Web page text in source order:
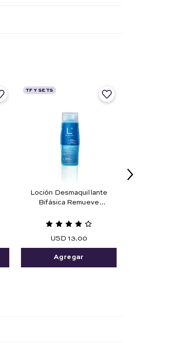
TF Y SETS
Loción Desmaquillante
Bifásica Remueve
Agua 45 ml.
USD 13.00
Agregar